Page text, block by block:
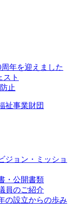
ジョン・ミッショ
・公開書類
員のご紹介
の設立からの歩み